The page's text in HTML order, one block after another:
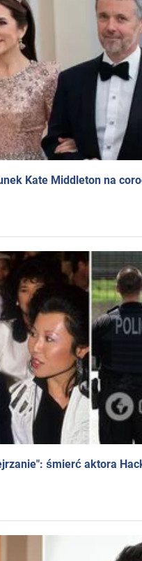
Kate Middleton na
śmierć aktora